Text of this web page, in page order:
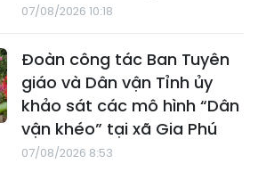
07/08/2026 10:18
Đoàn công tác Ban Tuyên
giáo và Dân vận Tỉnh ủy
khảo sát các mô hình “Dân
vận khéo” tại xã Gia Phú
07/08/2026 8:53